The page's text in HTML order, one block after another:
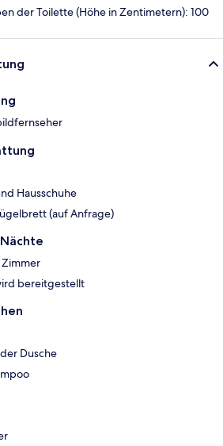
der Toilette (Höhe in Zentimetern): 100
Hausschuhe
(auf Anfrage)
Zimmer
bereitgestellt
Dusche